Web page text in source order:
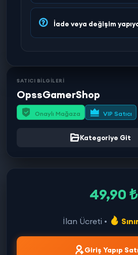
İade veya değişim
SATICI BİLGİLERİ
OpssGamerShop
Onaylı Mağaza VIP Satıcı
Kategoriye Git
49,90 ₺
İlan Ücreti •
Giriş Yapıp